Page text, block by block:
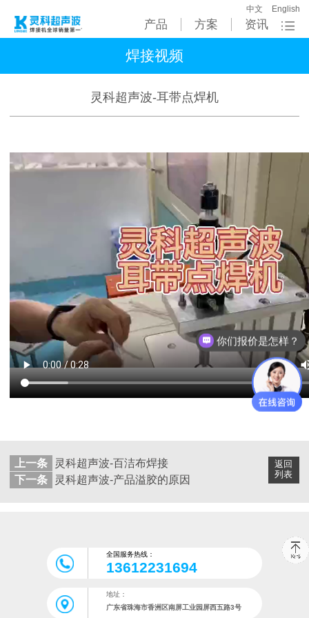
产品 方案 资讯
中文 English
焊接视频
灵科超声波-耳带点焊机
返回
列表
上一条
灵科超声波-百洁布焊接
下一条
灵科超声波-产品溢胶的原因
全国服务热线：
13612231694
地址：
广东省珠海市香洲区南屏工业园屏西五路3号
你们报价是怎样？